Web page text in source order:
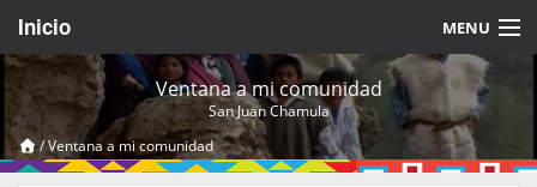
Inicio MENU
Acerca de
Videos Temáticos
Ventana a mi comunidad
San Juan Chamula
/Ventana a mi comunidad